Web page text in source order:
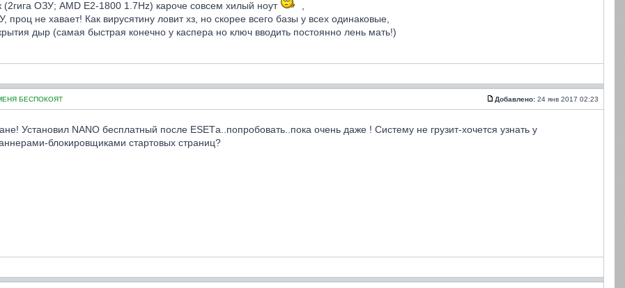
(2гига ОЗУ; AMD E2-1800 1.7Hz) кароче совсем хилый ноут
,
не хавает! Как вирусятину ловит хз, но скорее всего базы у всех одинаковые,
дыр (самая быстрая конечно у каспера но ключ вводить постоянно лень мать!)
БЕСПОКОЯТ Добавлено: 24 янв 2017 02:23
Установил NANO бесплатный после ESETа..попробовать..пока очень даже ! Систему не грузит-хочется узнать у
блокировщиками стартовых страниц?